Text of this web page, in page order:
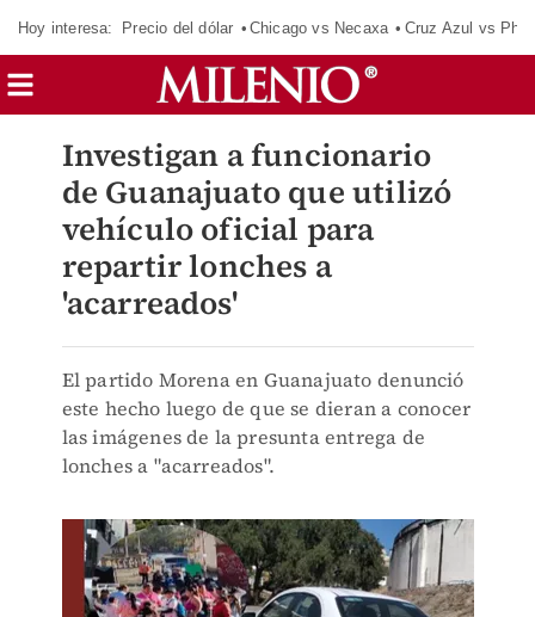
Hoy interesa: Precio del dólar Chicago vs Necaxa Cruz Azul vs
Investigan a funcionario
de Guanajuato que utilizó
vehículo oficial para
repartir lonches a
'acarreados'
El partido Morena en Guanajuato denunció
este hecho luego de que se dieran a conocer
las imágenes de la presunta entrega de
lonches a "acarreados".